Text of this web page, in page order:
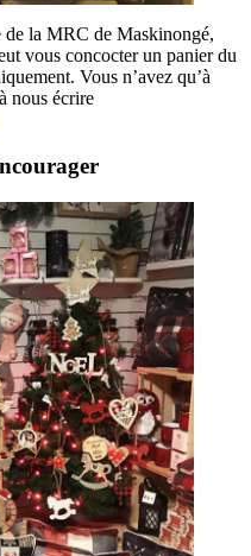
la MRC de Maskinongé,
vous concocter un panier du
Vous n’avez qu’à
nous écrire